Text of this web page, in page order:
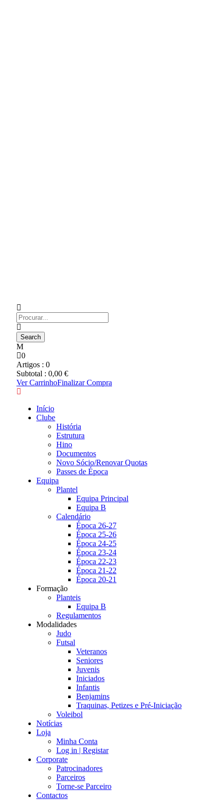
0
Artigos : 0
Subtotal : 0,00 €
Ver CarrinhoFinalizar Compra
Início
Clube
História
Estrutura
Hino
Documentos
Novo Sócio/Renovar Quotas
Passes de Época
Equipa
Plantel
Equipa Principal
Equipa B
Calendário
Época 26-27
Época 25-26
Época 24-25
Época 23-24
Época 22-23
Época 21-22
Época 20-21
Formação
Planteis
Equipa B
Regulamentos
Modalidades
Judo
Futsal
Veteranos
Seniores
Juvenis
Iniciados
Infantis
Benjamins
Traquinas, Petizes e Pré-Iniciação
Voleibol
Notícias
Loja
Minha Conta
Log in | Registar
Corporate
Patrocinadores
Parceiros
Torne-se Parceiro
Contactos